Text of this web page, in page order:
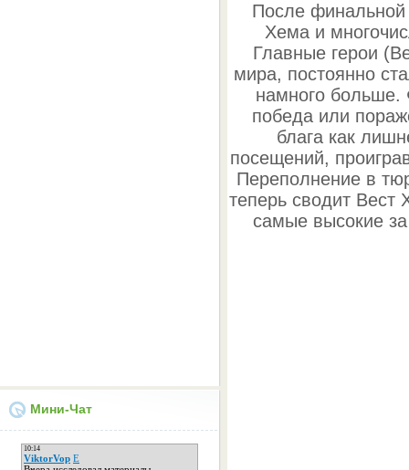
Мини-Чат
После финальной
Хема и
Главные герои
мира, постоянно
намного больше.
победа или
блага как
посещений,
Переполнение в
теперь сводит
самые высокие